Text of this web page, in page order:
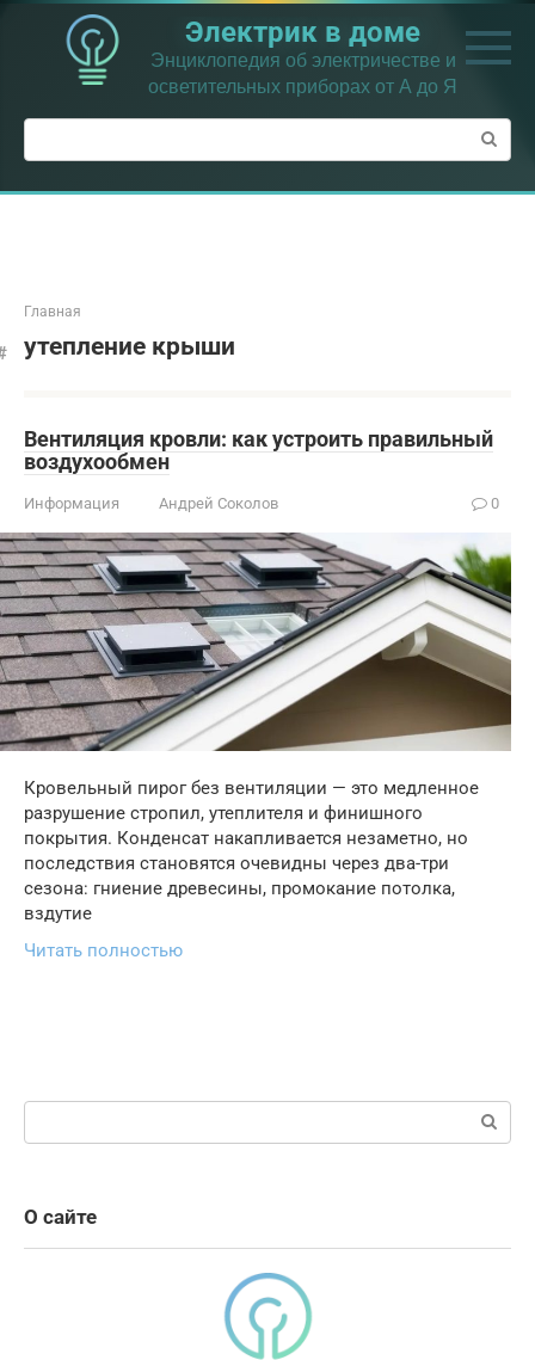
Перейти
контенту
Электрик в доме
Энциклопедия об электричестве и
осветительных приборах от А до Я
Поиск:
Главная
утепление крыши
Вентиляция кровли: как устроить правильный
воздухообмен
Информация Андрей Соколов 0
Кровельный пирог без вентиляции — это медленное
разрушение стропил, утеплителя и финишного
покрытия. Конденсат накапливается незаметно, но
последствия становятся очевидны через два-три
сезона: гниение древесины, промокание потолка,
вздутие
Читать полностью
Поиск:
О сайте